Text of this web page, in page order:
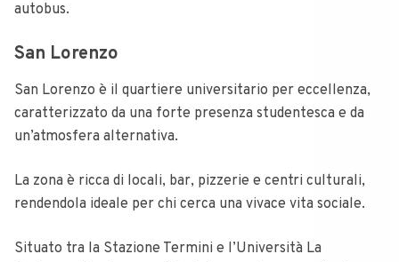
autobus.
San Lorenzo
San Lorenzo è il quartiere universitario per eccellenza,
caratterizzato da una forte presenza studentesca e da
un’atmosfera alternativa.
La zona è ricca di locali, bar, pizzerie e centri culturali,
rendendola ideale per chi cerca una vivace vita sociale.
Situato tra la Stazione Termini e l’Università La